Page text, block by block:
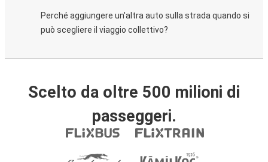
Perché aggiungere un'altra auto sulla strada quando si
può scegliere il viaggio collettivo?
Scelto da oltre 500 milioni di
passeggeri.